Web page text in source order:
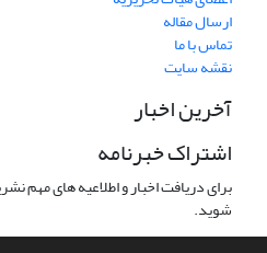
ارسال مقاله
تماس با ما
نقشه سایت
آخرین اخبار
اشتراک خبرنامه
برای دریافت اخبار و اطلاعیه های مهم
شوید.